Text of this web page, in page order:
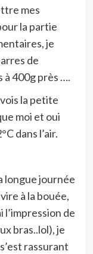
mes
la partie
je
de
à 400g près ….
la petite
moi et oui
dans l’air.
longue journée
à la bouée,
l’impression de
bras..lol), je
rassurant